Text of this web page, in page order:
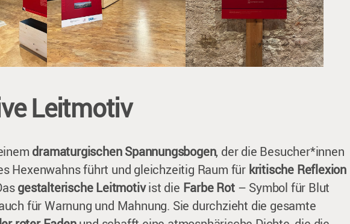
Leitmotiv
dramaturgischen Spannungsbogen, der die Besucher*innen
Hexenwahns führt und gleichzeitig Raum für kritische Reflexion
gestalterische Leitmotivist die Farbe Rot– Symbol für Blut
für Warnung und Mahnung. Sie durchzieht die gesamte